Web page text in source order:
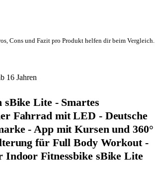
Cons und Fazit pro Produkt helfen dir beim Vergleich.
16 Jahren
sBike Lite - Smartes
Fahrrad mit LED - Deutsche
- App mit Kursen und 360°
für Full Body Workout -
Indoor Fitnessbike sBike Lite